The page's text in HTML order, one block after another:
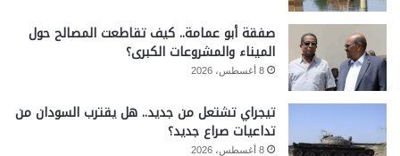
صفقة أبو عمامة.. كيف تقاطعت المصالح حول
الميناء والمشروعات الكبرى؟
8 أغسطس، 2026
تيجراي تشتعل من جديد.. هل يقترب السودان من
تداعيات صراع جديد؟
8 أغسطس، 2026